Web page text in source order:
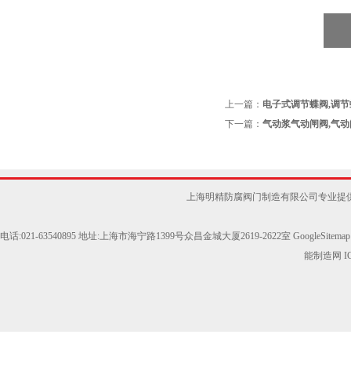
上一篇： 电子式调节蝶阀,调
下一篇： 气动浆气动闸阀,气
上海明精防腐阀门制造有限公司专业提
电话:021-63540895 地址:上海市海宁路1399号众昌金城大厦2619-2622室 GoogleSitemap
能制造网